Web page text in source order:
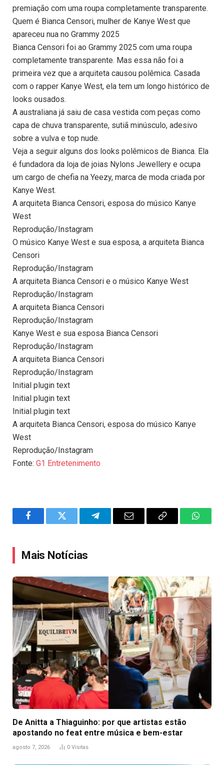
premiação com uma roupa completamente transparente.
Quem é Bianca Censori, mulher de Kanye West que
apareceu nua no Grammy 2025
Bianca Censori foi ao Grammy 2025 com uma roupa
completamente transparente. Mas essa não foi a
primeira vez que a arquiteta causou polêmica. Casada
com o rapper Kanye West, ela tem um longo histórico de
looks ousados.
A australiana já saiu de casa vestida com peças como
capa de chuva transparente, sutiã minúsculo, adesivo
sobre a vulva e top nude.
Veja a seguir alguns dos looks polêmicos de Bianca. Ela
é fundadora da loja de joias Nylons Jewellery e ocupa
um cargo de chefia na Yeezy, marca de moda criada por
Kanye West.
A arquiteta Bianca Censori, esposa do músico Kanye
West
Reprodução/Instagram
O músico Kanye West e sua esposa, a arquiteta Bianca
Censori
Reprodução/Instagram
A arquiteta Bianca Censori e o músico Kanye West
Reprodução/Instagram
A arquiteta Bianca Censori
Reprodução/Instagram
Kanye West e sua esposa Bianca Censori
Reprodução/Instagram
A arquiteta Bianca Censori
Reprodução/Instagram
Initial plugin text
Initial plugin text
Initial plugin text
A arquiteta Bianca Censori, esposa do músico Kanye
West
Reprodução/Instagram
Fonte: G1 Entretenimento
FacebookTwitter TelegramEmail
Copy
Mais Notícias
De Anitta a Thiaguinho: por que artistas estão
apostando no feat entre música e bem-estar
agosto 7, 2026 0 Visitas